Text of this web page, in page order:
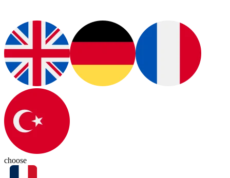
choose